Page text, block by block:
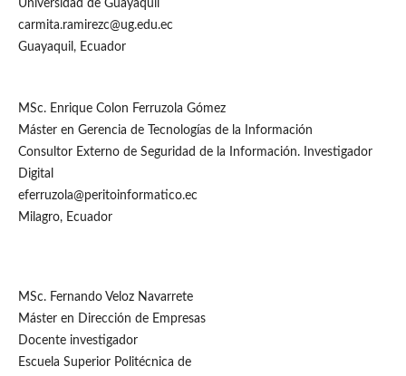
Universidad de Guayaquil
carmita.ramirezc@ug.edu.ec
Guayaquil, Ecuador
MSc. Enrique Colon Ferruzola Gómez
Máster en Gerencia de Tecnologías de la Información
Consultor Externo de Seguridad de la Información. Investigador
Digital
eferruzola@peritoinformatico.ec
Milagro, Ecuador
MSc. Fernando Veloz Navarrete
Máster en Dirección de Empresas
Docente investigador
Escuela Superior Politécnica de